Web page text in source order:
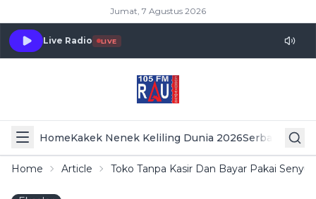
Jumat, 7 Agustus 2026
Live Radio LIVE
HomeKakek Nenek Keliling Dunia 2026Serba Serbi
Home Article Toko Tanpa Kasir Dan Bayar Pakai